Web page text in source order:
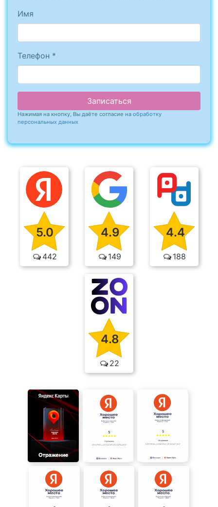
Имя
Телефон *
Записаться
Нажимая на кнопку, Вы даёте согласие на обработку
персональных данных
5.0
442
4.9
149
4.4
188
4.8
22